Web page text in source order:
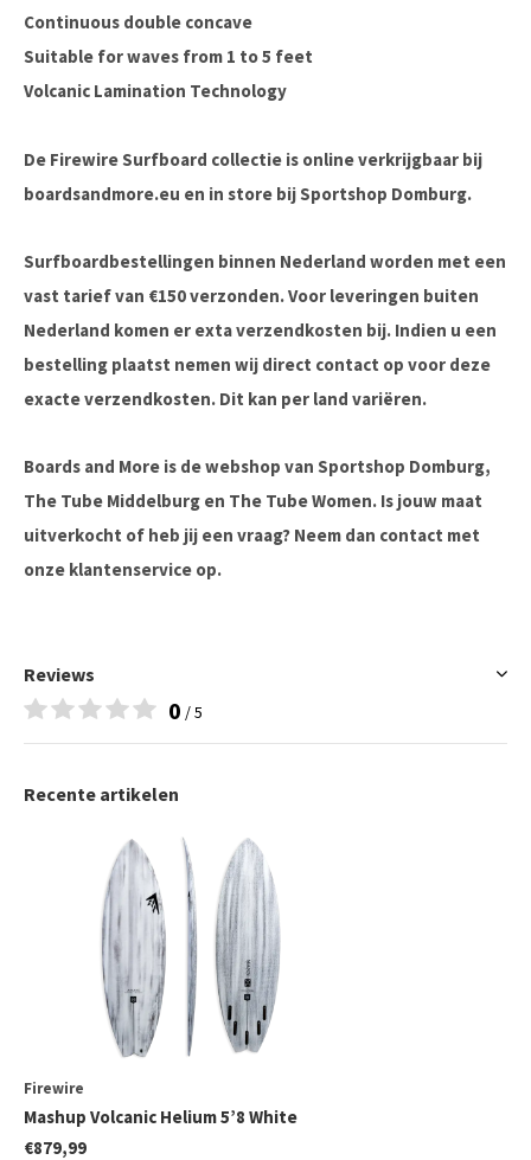
Continuous double concave
Suitable for waves from 1 to 5 feet
Volcanic Lamination Technology
De Firewire Surfboard collectie is online verkrijgbaar bij
boardsandmore.eu en in store bij Sportshop Domburg.
Surfboardbestellingen binnen Nederland worden met een
vast tarief van €150 verzonden. Voor leveringen buiten
Nederland komen er exta verzendkosten bij. Indien u een
bestelling plaatst nemen wij direct contact op voor deze
exacte verzendkosten. Dit kan per land variëren.
Boards and More is de webshop van Sportshop Domburg,
The Tube Middelburg en The Tube Women. Is jouw maat
uitverkocht of heb jij een vraag? Neem dan contact met
onze klantenservice op.
Reviews
0 / 5
Recente artikelen
Firewire
Mashup Volcanic Helium 5’8 White
€879,99